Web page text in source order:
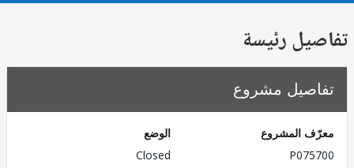
رئيسة
مشروع
المشروع